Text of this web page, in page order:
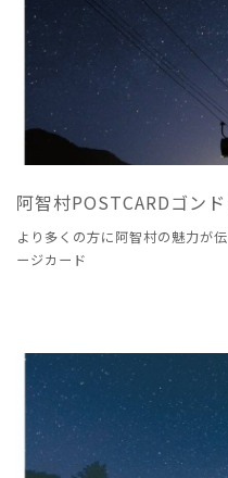
阿智村POSTCARDゴンド
より多くの方に阿智村の魅力が
ージカード